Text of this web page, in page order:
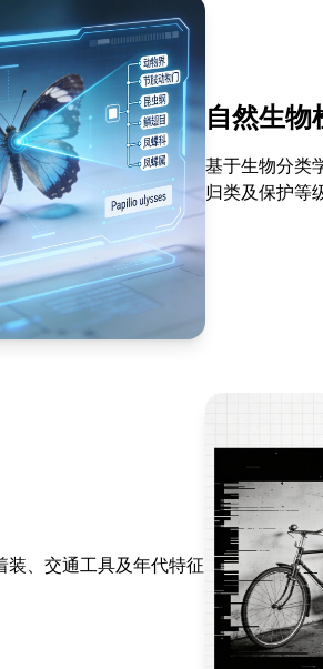
自然生物
基于生物分类
归类及保护等
装、交通工具及年代特征